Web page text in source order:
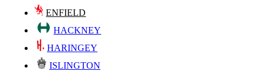
ENFIELD
HACKNEY
HARINGEY
ISLINGTON